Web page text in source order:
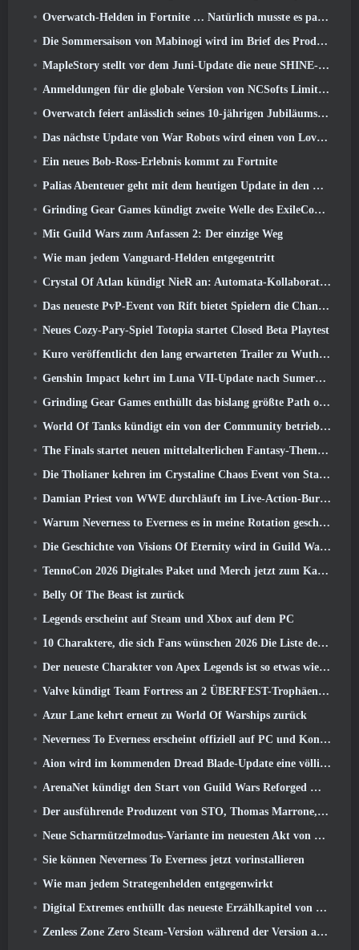
Overwatch-Helden in Fortnite … Natürlich musste es passieren
Die Sommersaison von Mabinogi wird im Brief des Produzenten enthüllt
MapleStory stellt vor dem Juni-Update die neue SHINE-Klasse vor
Anmeldungen für die globale Version von NCSofts Limit Zero Breakers „Prologue Test“ sind im Gange
Overwatch feiert anlässlich seines 10-jährigen Jubiläums „Ein Jahrzehnt der Helden“.
Das nächste Update von War Robots wird einen von Lovecraft inspirierten Scharfschützen vorstellen
Ein neues Bob-Ross-Erlebnis kommt zu Fortnite
Palias Abenteuer geht mit dem heutigen Update in den Royal Highlands weiter
Grinding Gear Games kündigt zweite Welle des ExileCon-Ticketverkaufs an
Mit Guild Wars zum Anfassen 2: Der einzige Weg
Wie man jedem Vanguard-Helden entgegentritt
Crystal Of Atlan kündigt NieR an: Automata-Kollaborationsveranstaltung
Das neueste PvP-Event von Rift bietet Spielern die Chance, bis zu zu gewinnen 4000 Credits und ein neuer Titel
Neues Cozy-Pary-Spiel Totopia startet Closed Beta Playtest
Kuro veröffentlicht den lang erwarteten Trailer zu Wuthering Waves Cyberpunk: Edgerunners Crossover
Genshin Impact kehrt im Luna VII-Update nach Sumeru zurück
Grinding Gear Games enthüllt das bislang größte Path of Exile II-Update, Rückkehr der Alten
World Of Tanks kündigt ein von der Community betriebenes WARRIORS-Turnier an
The Finals startet neuen mittelalterlichen Fantasy-Themenmodus „Dragon’s Claim“
Die Tholianer kehren im Crystaline Chaos Event von Star Trek Online zurück
Damian Priest von WWE durchläuft im Live-Action-Burst-Fest-Trailer von Delta Force eine Ausbildung im „The Loot Camp“.
Warum Neverness to Everness es in meine Rotation geschafft hat, Zur Zeit
Die Geschichte von Visions Of Eternity wird in Guild Wars fortgesetzt 2 Nächste Woche
TennoCon 2026 Digitales Paket und Merch jetzt zum Kauf verfügbar
Belly Of The Beast ist zurück
Legends erscheint auf Steam und Xbox auf dem PC
10 Charaktere, die sich Fans wünschen 2026 Die Liste der Marvel-Rivalen ist am höchsten und wie wahrscheinlich ist, dass sie eintreten
Der neueste Charakter von Apex Legends ist so etwas wie ein Geschwindigkeitsdämon
Valve kündigt Team Fortress an 2 ÜBERFEST-Trophäen-Design-Wettbewerb
Azur Lane kehrt erneut zu World Of Warships zurück
Neverness To Everness erscheint offiziell auf PC und Konsolen
Aion wird im kommenden Dread Blade-Update eine völlig neue Klasse erhalten
ArenaNet kündigt den Start von Guild Wars Reforged Mobile an
Der ausführende Produzent von STO, Thomas Marrone, und der Creative Director von Neverwinter, Randy Mosiondz, diskutieren über die Spiele und die Zukunft von Cryptic
Neue Scharmützelmodus-Variante im neuesten Akt von Valorant eingeführt
Sie können Neverness To Everness jetzt vorinstallieren
Wie man jedem Strategenhelden entgegenwirkt
Digital Extremes enthüllt das neueste Erzählkapitel von Warframe mit neuen Anime-Shorts
Zenless Zone Zero Steam-Version während der Version angekündigt 2.8 Sonderprogramm